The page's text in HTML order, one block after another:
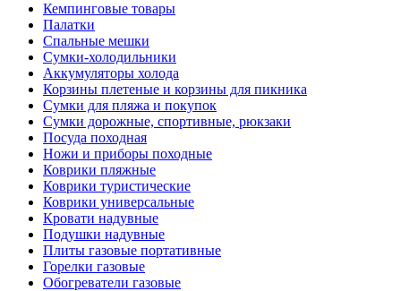
Кемпинговые товары
Палатки
Спальные мешки
Сумки-холодильники
Аккумуляторы холода
Корзины плетеные и корзины для пикника
Сумки для пляжа и покупок
Сумки дорожные, спортивные, рюкзаки
Посуда походная
Ножи и приборы походные
Коврики пляжные
Коврики туристические
Коврики универсальные
Кровати надувные
Подушки надувные
Плиты газовые портативные
Горелки газовые
Обогреватели газовые